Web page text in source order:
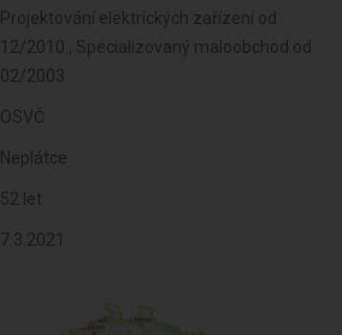
Projektování elektrických zařízení od
12/2010 , Specializovaný maloobchod od
02/2003
OSVČ
Neplátce
52 let
7.3.2021